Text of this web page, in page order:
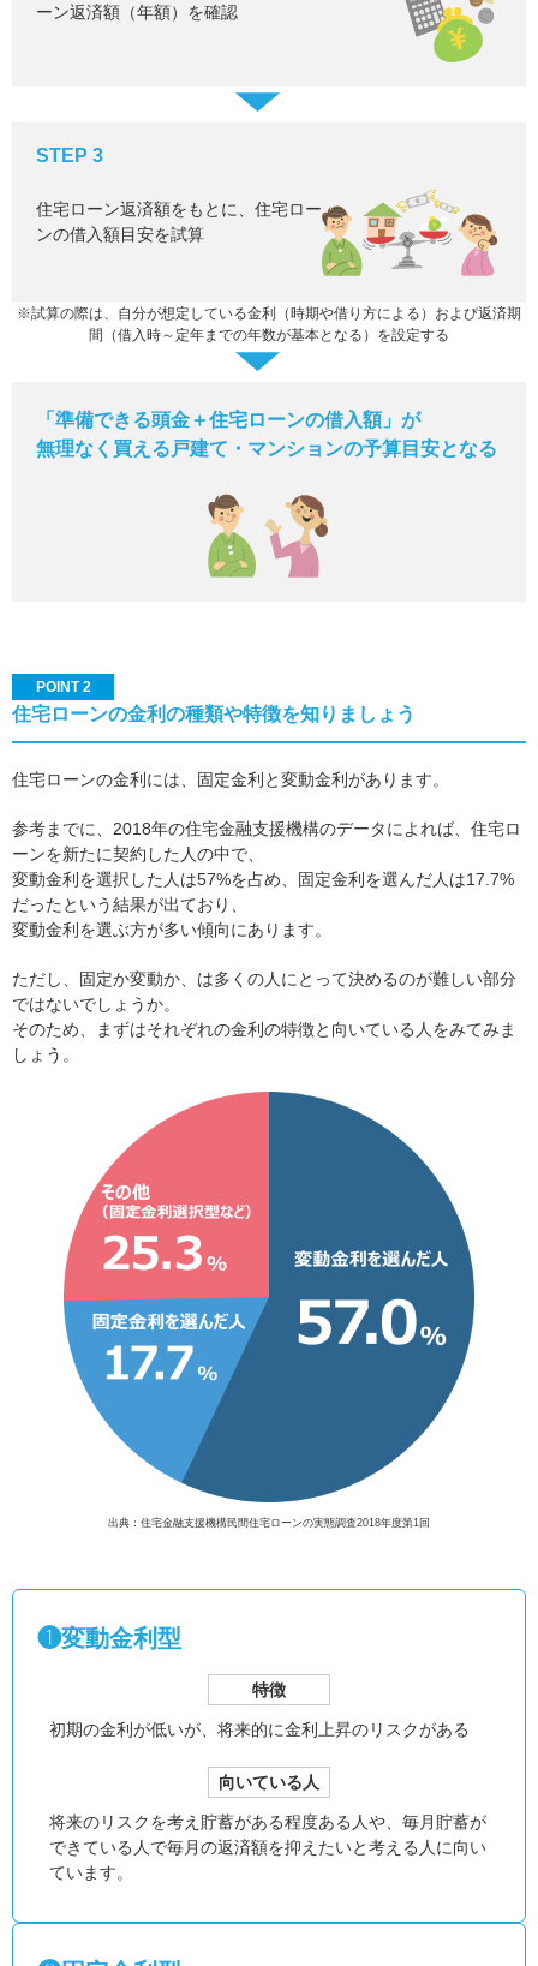
ーン返済額（年額）を確認
STEP 3
住宅ローン返済額をもとに、住宅ロー
ンの借入額目安を試算
※試算の際は、自分が想定している金利（時期や借り方による）および返済期
間（借入時～定年までの年数が基本となる）を設定する
「準備できる頭金＋住宅ローンの借入額」が
無理なく買える戸建て・マンションの予算目安となる
POINT 2
住宅ローンの金利の種類や特徴を知りましょう
住宅ローンの金利には、固定金利と変動金利があります。
参考までに、2018年の住宅金融支援機構のデータによれば、住宅ロ
ーンを新たに契約した人の中で、
変動金利を選択した人は57%を占め、固定金利を選んだ人は17.7%
だったという結果が出ており、
変動金利を選ぶ方が多い傾向にあります。
ただし、固定か変動か、は多くの人にとって決めるのが難しい部分
ではないでしょうか。
そのため、まずはそれぞれの金利の特徴と向いている人をみてみま
しょう。
出典：住宅金融支援機構民間住宅ローンの実態調査2018年度第1回
❶変動金利型
特徴
初期の金利が低いが、 将来的に金利上昇のリスクがある
向いている人
将来のリスクを考え貯蓄がある程度ある人や、毎月貯蓄が
できている人で毎月の返済額を抑えたいと考える人に向い
ています。